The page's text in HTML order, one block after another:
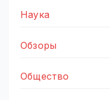
Наука
Обзоры
Общество